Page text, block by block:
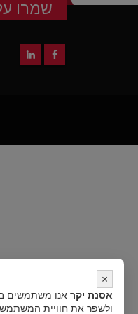
שמרו
×
אסנת יקר אנו משתמשים
ולשפר את חוויית המשתמש.